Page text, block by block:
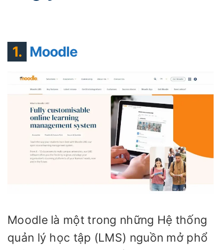
1. Moodle
Moodle là một trong những Hệ thống
quản lý học tập (LMS) nguồn mở phổ